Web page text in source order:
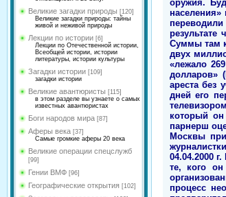
Великие загадки природы [120]
Великие загадки природы: тайны
живой и неживой природы
Лекции по истории [6]
Лекции по Отечественной истории,
Всеобщей истории, истории
литературы, истории культуры
Загадки истории [109]
загадки истории
Великие авантюристы [115]
в этом разделе вы узнаете о самых
известных авантюристах
Боги народов мира [87]
Аферы века [37]
Самые громкие аферы 20 века
Великие операции спецслужб
[99]
Гении ВМФ [96]
Географические открытия [102]